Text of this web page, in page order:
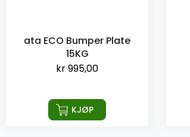
ata ECO Bumper Plate
15KG
kr995,00
KJØP